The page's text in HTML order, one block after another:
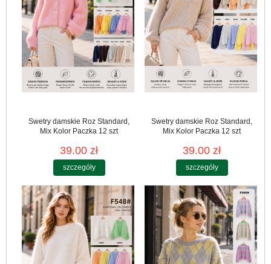
Swetry damskie Roz Standard,
Mix Kolor Paczka 12 szt
39.00 zł
szczegóły
Swetry damskie Roz Standard,
Mix Kolor Paczka 12 szt
39.00 zł
szczegóły